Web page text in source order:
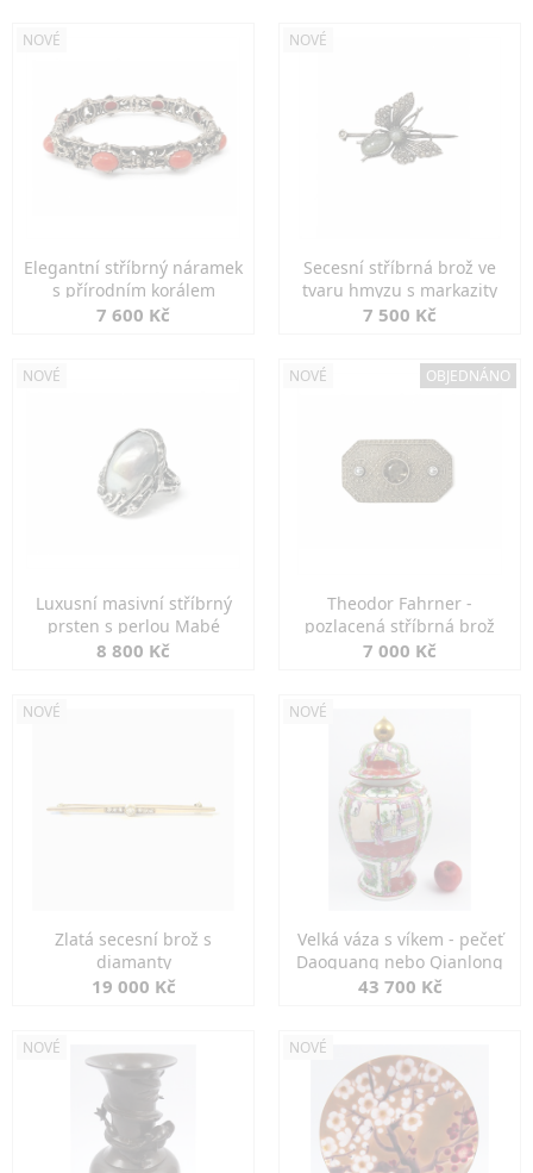
NOVÉ
Elegantní stříbrný náramek
s přírodním korálem
7 600 Kč
NOVÉ
Secesní stříbrná brož ve
tvaru hmyzu s markazity
7 500 Kč
NOVÉ
Luxusní masivní stříbrný
prsten s perlou Mabé
8 800 Kč
NOVÉ OBJEDNÁNO
Theodor Fahrner -
pozlacená stříbrná brož
7 000 Kč
NOVÉ
Zlatá secesní brož s
diamanty
19 000 Kč
NOVÉ
Velká váza s víkem - pečeť
Daoguang nebo Qianlong
43 700 Kč
NOVÉ NOVÉ